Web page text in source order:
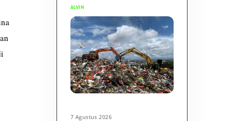
ALVIN
7 Agustus 2026